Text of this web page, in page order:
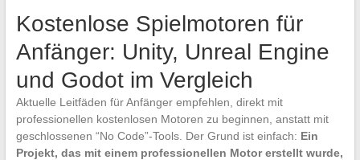
Kostenlose Spielmotoren für
Anfänger: Unity, Unreal Engine
und Godot im Vergleich
Aktuelle Leitfäden für Anfänger empfehlen, direkt mit
professionellen kostenlosen Motoren zu beginnen, anstatt mit
geschlossenen “No Code”-Tools. Der Grund ist einfach: Ein
Projekt, das mit einem professionellen Motor erstellt wurde,